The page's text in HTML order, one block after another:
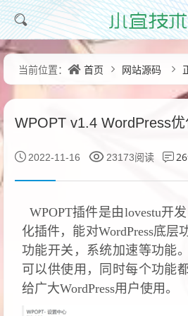
当前位置： 首页 网站源码
WPOPT v1.4 WordPress优
2022-11-16 23173阅读
WPOPT插件是由lovestu开
化插件，能对WordPress底层
功能开关，系统加速等功能
可以供使用，同时每个功能
给广大WordPress用户使用。